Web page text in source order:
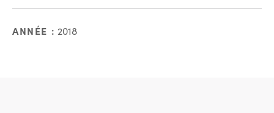
ANNÉE : 2018